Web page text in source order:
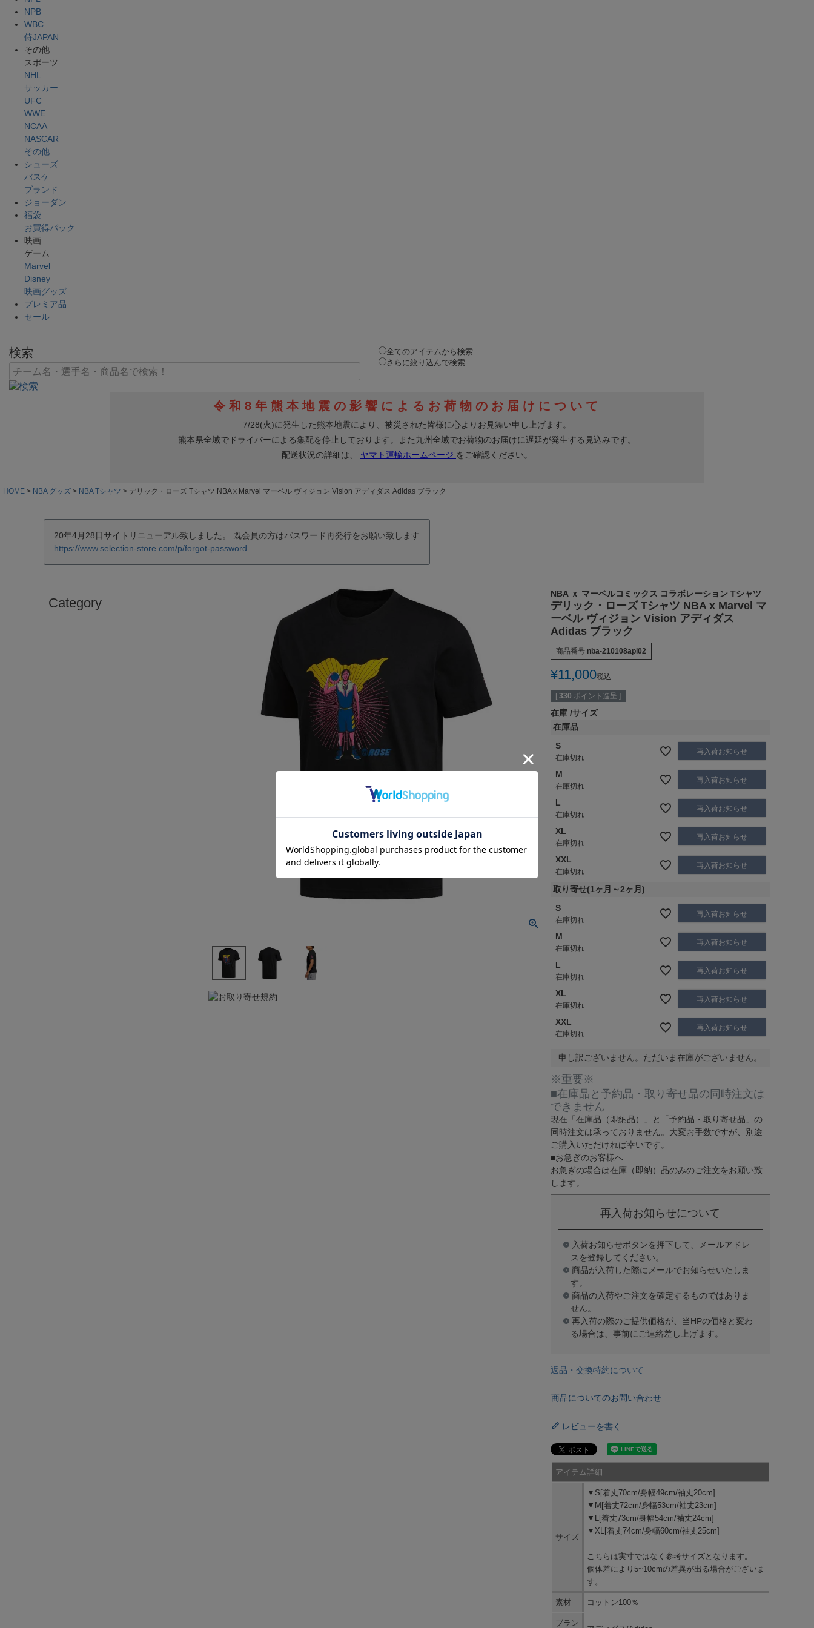
NPB
WBC
侍JAPAN
その他
スポーツ
NHL
サッカー
UFC
WWE
NCAA
NASCAR
その他
シューズ
バスケ
ブランド
ジョーダン
福袋
お買得パック
映画
ゲーム
Marvel
Disney
映画グッズ
プレミア品
セール
検索
全てのアイテムから検索
さらに絞り込んで検索
HOME NBA グッズ NBA Tシャツ デリック・ローズ Tシャツ NBA x Marvel マーベル ヴィジョン Vision アディダス Adidas ブラック
20年4月28日サイトリニューアル致しました。 既会員の方はパスワード再発行をお願い致します
https://www.selection-store.com/p/forgot-password
Category
NBA ｘ マーベルコミックス コラボレーション Tシャツ
デリック・ローズ Tシャツ NBA x Marvel マ
ーベル ヴィジョン Vision アディダス
Adidas ブラック
商品番号 nba-210108apl02
¥11,000税込
[ 330 ポイント進呈 ]
在庫 サイズ
在庫品
S
在庫切れ
再入荷お知らせ
M
在庫切れ
再入荷お知らせ
L
在庫切れ
再入荷お知らせ
XL
在庫切れ
再入荷お知らせ
XXL
在庫切れ
再入荷お知らせ
取り寄せ(1ヶ月～2ヶ月)
S
在庫切れ
再入荷お知らせ
M
在庫切れ
再入荷お知らせ
L
在庫切れ
再入荷お知らせ
XL
在庫切れ
再入荷お知らせ
XXL
在庫切れ
再入荷お知らせ
申し訳ございません。ただいま在庫がございません。
※重要※
■在庫品と予約品・取り寄せ品の同時注文は
できません
現在 「在庫品（即納品）」 と 「予約品・取り寄せ品」 の
同時注文は承っておりません。大変お手数ですが、別途
ご購入いただければ幸いです。
■お急ぎのお客様へ
お急ぎの場合は在庫（即納）品のみのご注文をお願い致
します。
再入荷お知らせについて
入荷お知らせボタンを押下して、メールアドレ
スを登録してください。
商品が入荷した際にメールでお知らせいたしま
す。
商品の入荷やご注文を確定するものではありま
せん。
再入荷の際のご提供価格が、当HPの価格と変わ
る場合は、事前にご連絡差し上げます。
返品・交換特約について
商品についてのお問い合わせ
レビューを書く
アイテム詳細
サイズ
▼S[着丈70cm/身幅49cm/袖丈20cm]
▼M[着丈72cm/身幅53cm/袖丈23cm]
▼L[着丈73cm/身幅54cm/袖丈24cm]
▼XL[着丈74cm/身幅60cm/袖丈25cm]
こちらは実寸ではなく参考サイズとなります。
個体差により5~10cmの差異が出る場合がございま
す。
素材 コットン100％
ブラン